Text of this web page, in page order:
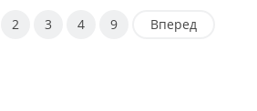
2 3 4 9 Вперед